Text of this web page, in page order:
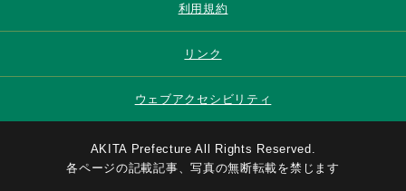
利用規約
リンク
ウェブアクセシビリティ
AKITA Prefecture All Rights Reserved.
各ページの記載記事、写真の無断転載を禁じます